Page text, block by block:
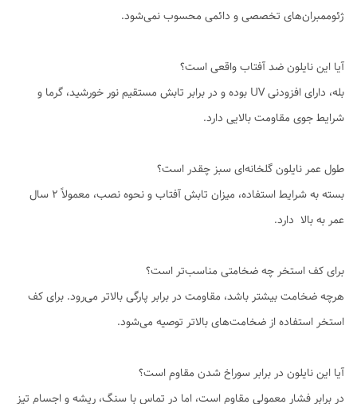
ژئوممبران‌های تخصصی و دائمی محسوب نمی‌شود.
آیا این نایلون ضد آفتاب واقعی است؟
بله، دارای افزودنی UV بوده و در برابر تابش مستقیم نور خورشید، گرما و
شرایط جوی مقاومت بالایی دارد.
طول عمر نایلون گلخانه‌ای سبز چقدر است؟
بسته به شرایط استفاده، میزان تابش آفتاب و نحوه نصب، معمولاً ۲ سال
عمر به بالا دارد.
برای کف استخر چه ضخامتی مناسب‌تر است؟
هرچه ضخامت بیشتر باشد، مقاومت در برابر پارگی بالاتر می‌رود. برای کف
استخر استفاده از ضخامت‌های بالاتر توصیه می‌شود.
آیا این نایلون در برابر سوراخ شدن مقاوم است؟
در برابر فشار معمولی مقاوم است، اما در تماس با سنگ، ریشه و اجسام تیز